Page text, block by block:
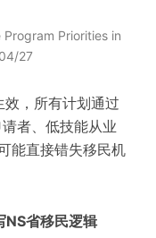
Priorities in
27
，所有计划通过
者、低技能从业
能直接错失移民机
NS省移民逻辑